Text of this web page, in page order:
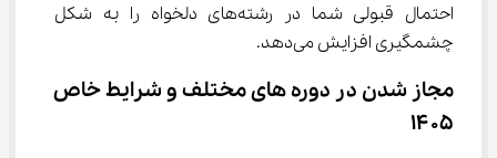
احتمال قبولی شما در رشته‌های دلخواه را به شکل
چشمگیری افزایش می‌دهد.
مجاز شدن در دوره‌ های مختلف و شرایط خاص
۱۴۰۵